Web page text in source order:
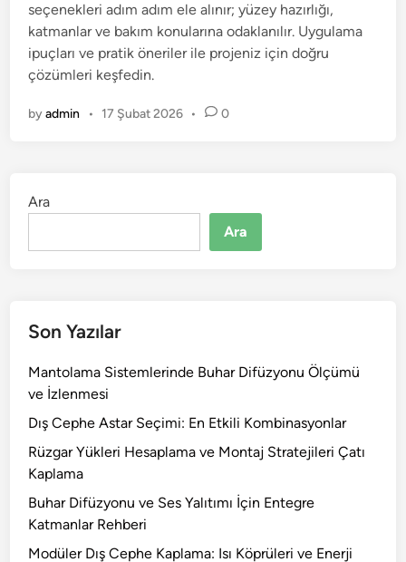
seçenekleri adım adım ele alınır; yüzey hazırlığı,
katmanlar ve bakım konularına odaklanılır. Uygulama
ipuçları ve pratik öneriler ile projeniz için doğru
çözümleri keşfedin.
byadmin • 17 Şubat 2026 • 0
Ara
Ara
Son Yazılar
Mantolama Sistemlerinde Buhar Difüzyonu Ölçümü
ve İzlenmesi
Dış Cephe Astar Seçimi: En Etkili Kombinasyonlar
Rüzgar Yükleri Hesaplama ve Montaj Stratejileri Çatı
Kaplama
Buhar Difüzyonu ve Ses Yalıtımı İçin Entegre
Katmanlar Rehberi
Modüler Dış Cephe Kaplama: Isı Köprüleri ve Enerji